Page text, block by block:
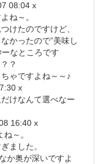
08:04 x
ね～。
けたのですけど、
かったので”美味し
ーなところです
？
ゃですよね～～♪
x
けなんて選べなー
16:40 x
～。
ました。
か奥が深いですよ